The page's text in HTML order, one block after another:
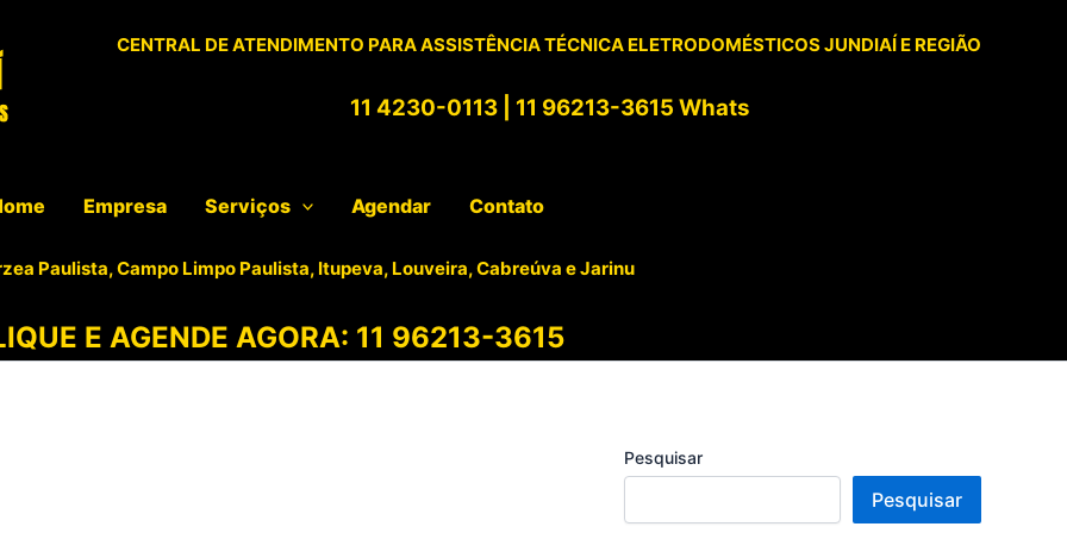
CENTRAL DE ATENDIMENTO PARA ASSISTÊNCIA TÉCNICA ELETRODOMÉSTICOS JUNDIAÍ E REGIÃO
11 4230-0113| 11 96213-3615 Whats
Empresa Serviços Agendar Contato
Paulista, Campo Limpo Paulista, Itupeva, Louveira, Cabreúva e Jarinu
E AGENDE AGORA: 11 96213-3615
Pesquisar
Pesquisar